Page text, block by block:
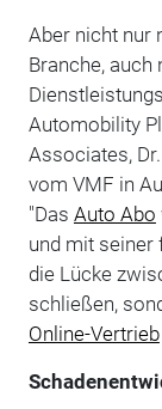
Aber nicht nur
Branche, auch
Automobility
Associates,
vom VMF in
"Das Auto Abo
und mit seiner
die Lücke
schließen,
Online-Vertrieb